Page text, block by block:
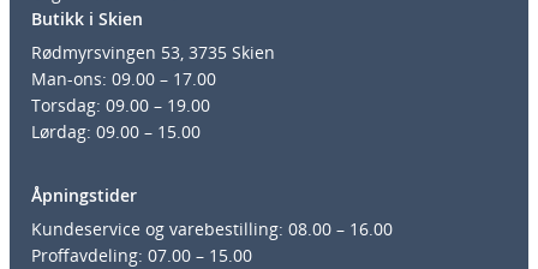
Butikk i Skien
Rødmyrsvingen 53, 3735 Skien
Man-ons: 09.00 – 17.00
Torsdag: 09.00 – 19.00
Lørdag: 09.00 – 15.00
Åpningstider
Kundeservice og varebestilling: 08.00 – 16.00
Proffavdeling: 07.00 – 15.00